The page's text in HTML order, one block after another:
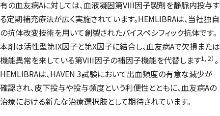
有の血友病Aに対しては、血液凝固第VIII因子製剤を静脈内投与す
る定期補充療法が広く実施されています。HEMLIBRAは、当社独自
の抗体改変技術を用いて創製されたバイスペシフィック抗体です。
本剤は活性型第IX因子と第X因子に結合し、血友病Aで欠損または
機能異常を来している第VIII因子の補因子機能を代替します1, 2） 。
HEMLIBRAは、HAVEN 3試験において出血頻度の有意な減少が
確認され、皮下投与や投与頻度という利便性とともに、血友病Aの
治療における新たな治療選択肢として期待されています。